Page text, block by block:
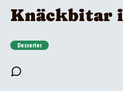
Knäckbitar
Desserter